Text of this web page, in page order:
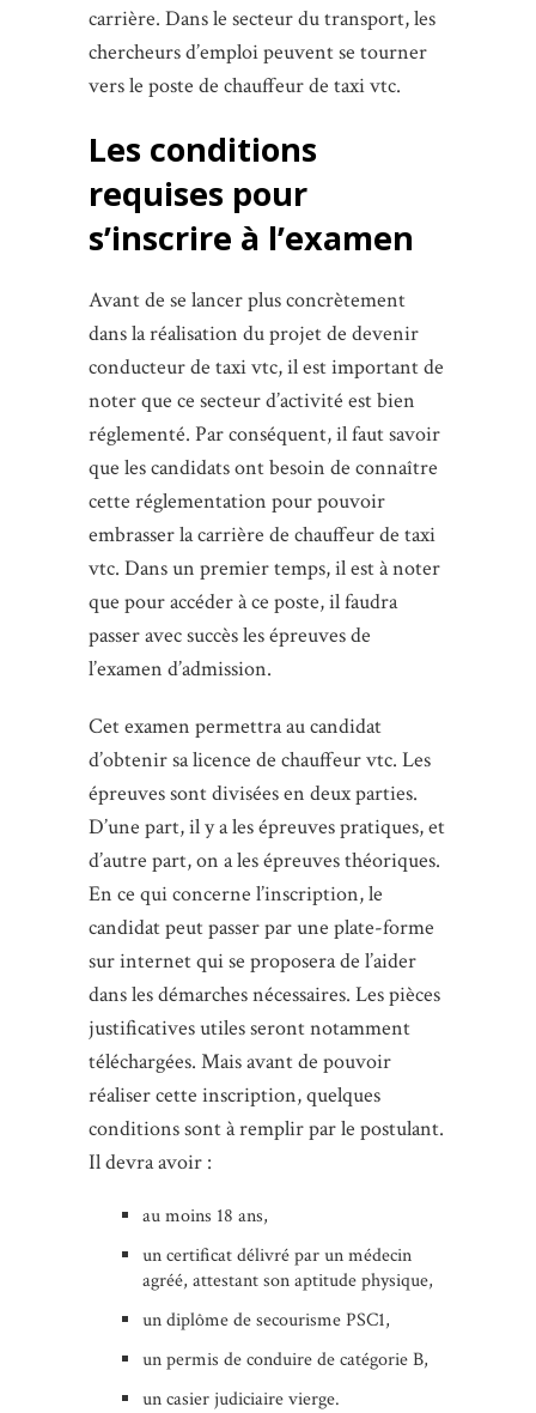
carrière. Dans le secteur du transport, les
chercheurs d’emploi peuvent se tourner
vers le poste de chauffeur de taxi vtc.
Les conditions
requises pour
s’inscrire à l’examen
Avant de se lancer plus concrètement
dans la réalisation du projet de devenir
conducteur de taxi vtc, il est important de
noter que ce secteur d’activité est bien
réglementé. Par conséquent, il faut savoir
que les candidats ont besoin de connaître
cette réglementation pour pouvoir
embrasser la carrière de chauffeur de taxi
vtc. Dans un premier temps, il est à noter
que pour accéder à ce poste, il faudra
passer avec succès les épreuves de
l’examen d’admission.
Cet examen permettra au candidat
d’obtenir sa licence de chauffeur vtc. Les
épreuves sont divisées en deux parties.
D’une part, il y a les épreuves pratiques, et
d’autre part, on a les épreuves théoriques.
En ce qui concerne l’inscription, le
candidat peut passer par une plate-forme
sur internet qui se proposera de l’aider
dans les démarches nécessaires. Les pièces
justificatives utiles seront notamment
téléchargées. Mais avant de pouvoir
réaliser cette inscription, quelques
conditions sont à remplir par le postulant.
Il devra avoir :
au moins 18 ans,
un certificat délivré par un médecin
agréé, attestant son aptitude physique,
un diplôme de secourisme PSC1,
un permis de conduire de catégorie B,
un casier judiciaire vierge.